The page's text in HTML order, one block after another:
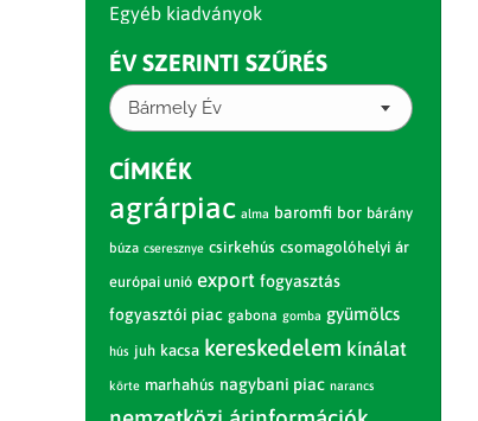
Egyéb kiadványok
ÉV SZERINTI SZŰRÉS
Bármely Év
CÍMKÉK
agrárpiac alma baromfi bor bárány
búza cseresznye csirkehús csomagolóhelyi ár
európai unió export fogyasztás
fogyasztói piac gabona gomba gyümölcs
hús juh kacsa kereskedelem kínálat
körte marhahús nagybani piac narancs